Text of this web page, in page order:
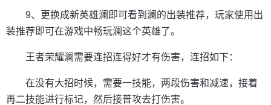
9、更换成新英雄澜即可看到澜的出装推荐，玩家使用出
装推荐即可在游戏中畅玩澜这个英雄了。
王者荣耀澜需要连招连得好才有伤害，连招如下：
在没有大招时候，需要一技能，两段伤害和减速，接着
再二技能进行标记，然后接普攻去打伤害。